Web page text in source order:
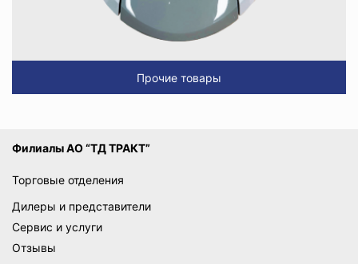
Прочие товары
Филиалы АО “ТД ТРАКТ”
Торговые отделения
Дилеры и представители
Сервис и услуги
Отзывы